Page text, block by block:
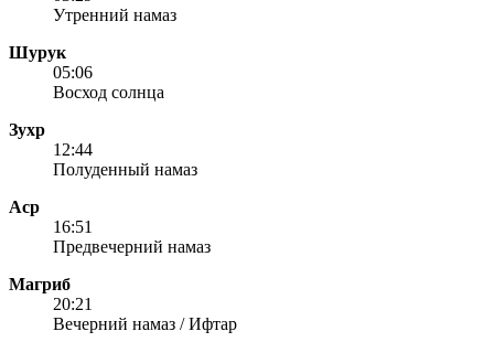
Утренний намаз
Шурук
05:06
Восход солнца
Зухр
12:44
Полуденный намаз
Аср
16:51
Предвечерний намаз
Магриб
20:21
Вечерний намаз / Ифтар